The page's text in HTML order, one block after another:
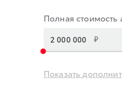
Полная стоимость
Показать